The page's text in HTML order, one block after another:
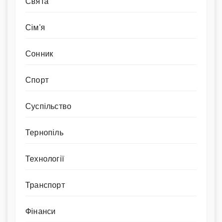
Сім'я
Сонник
Спорт
Суспільство
Тернопіль
Технології
Транспорт
Фінанси